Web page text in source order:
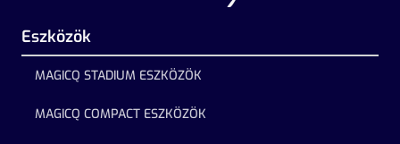
Eszközök
MAGICQ STADIUM ESZKÖZÖK
MAGICQ COMPACT ESZKÖZÖK